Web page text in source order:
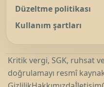
Düzeltme politikası
Kullanım şartları
Kritik vergi, SGK, ruhsat
doğrulamayı resmî